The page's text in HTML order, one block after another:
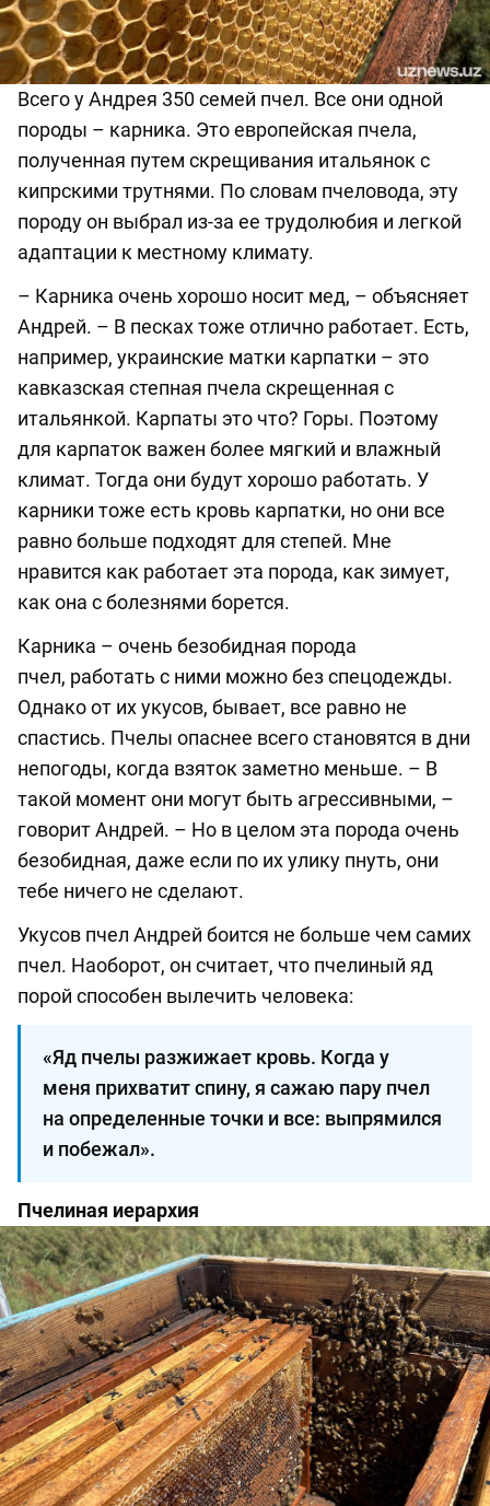
Всего у Андрея 350 семей пчел. Все они одной
породы – карника. Этоевропейская пчела,
полученная путем скрещивания итальянок с
кипрскими трутнями. По словам пчеловода, эту
породу он выбрал из-за ее трудолюбия и легкой
адаптации к местному климату.
– Карника очень хорошо носит мед, – объясняет
Андрей. – В пескахтоже отлично работает. Есть,
например, украинские матки карпатки – это
кавказская степная пчела скрещенная с
итальянкой. Карпаты это что? Горы. Поэтому
для карпаток важен более мягкий и влажный
климат. Тогда они будут хорошо работать. У
карники тоже есть кровь карпатки, но они все
равно больше подходят для степей. Мне
нравится как работает эта порода, как зимует,
как она с болезнями борется.
Карника – очень безобидная порода
пчел, работать с ними можно без спецодежды.
Однако от их укусов, бывает, все равно не
спастись. Пчелы опаснее всего становятся в дни
непогоды, когда взяток заметно меньше. – В
такой момент они могут быть агрессивными, –
говорит Андрей. – Но в целом эта порода очень
безобидная, даже если по их улику пнуть, они
тебе ничего не сделают.
Укусов пчел Андрей боится не больше чем самих
пчел. Наоборот, он считает, что пчелиный яд
порой способен вылечить человека:
«Яд пчелы разжижает кровь. Когда у
меня прихватит спину, я сажаю пару пчел
на определенные точки и все: выпрямился
и побежал».
Пчелиная иерархия